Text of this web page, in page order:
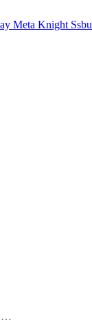
Meta Knight Ssbu
…